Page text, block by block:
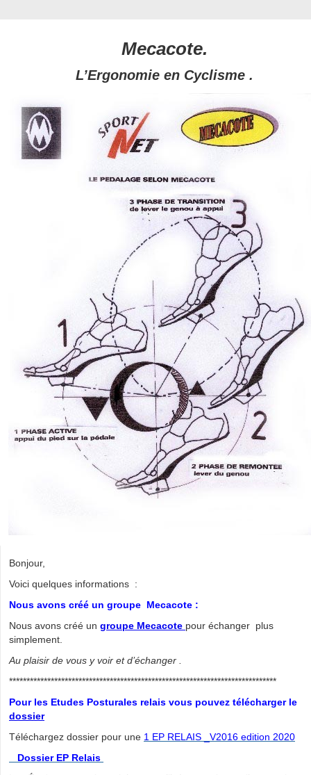
Mecacote.
L’Ergonomie en Cyclisme .
Bonjour,
Voici quelques informations :
Nous avons créé un groupe Mecacote :
Nous avons créé un groupe Mecacote pour échanger plus
simplement.
Au plaisir de vous y voir et d’échanger .
*****************************************************************************
Pour les Etudes Posturales relais vous pouvez télécharger le
dossier
Téléchargez dossier pour une 1 EP RELAIS _V2016 edition 2020
Dossier EP Relais